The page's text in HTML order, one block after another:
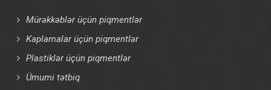
Mürəkkəblər üçün piqmentlər
Kaplamalar üçün piqmentlər
Plastiklər üçün piqmentlər
Ümumi tətbiq